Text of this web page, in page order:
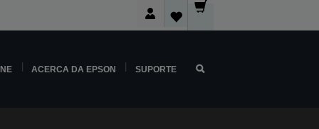
ACERCA DA EPSON SUPORTE